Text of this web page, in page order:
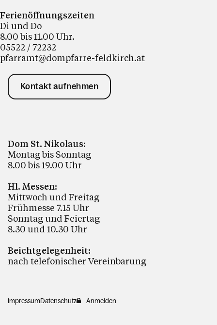
Ferienöffnungszeiten
Di und Do
8.00 bis 11.00 Uhr.
05522 / 72232
pfarramt@dompfarre-feldkirch.at
Kontakt aufnehmen
Dom St. Nikolaus:
Montag bis Sonntag
8.00 bis 19.00 Uhr
Hl. Messen:
Mittwoch und Freitag
Frühmesse 7.15 Uhr
Sonntag und Feiertag
8.30 und 10.30 Uhr
Beichtgelegenheit:
nach telefonischer Vereinbarung
ImpressumDatenschutz Anmelden